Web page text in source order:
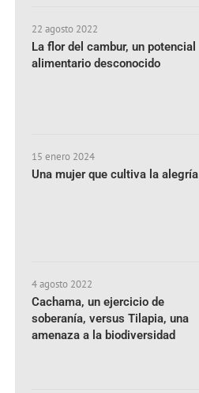
22 agosto 2022
La flor del cambur, un potencial
alimentario desconocido
15 enero 2024
Una mujer que cultiva la alegría
4 agosto 2022
Cachama, un ejercicio de
soberanía, versus Tilapia, una
amenaza a la biodiversidad